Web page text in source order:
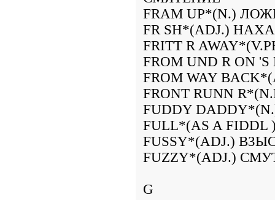
FRAM UP*(N.)
FR SH*(ADJ.)
FRITT R
FROM UND R ON
FROM WAY
FRONT RUNN
FUDDY
FULL*(AS A
FUSSY*(ADJ.)
FUZZY*(ADJ.)
G